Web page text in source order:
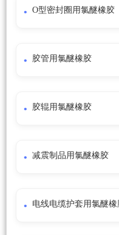
O型密封圈用氯醚橡胶
胶管用氯醚橡胶
胶辊用氯醚橡胶
减震制品用氯醚橡胶
电线电缆护套用氯醚橡